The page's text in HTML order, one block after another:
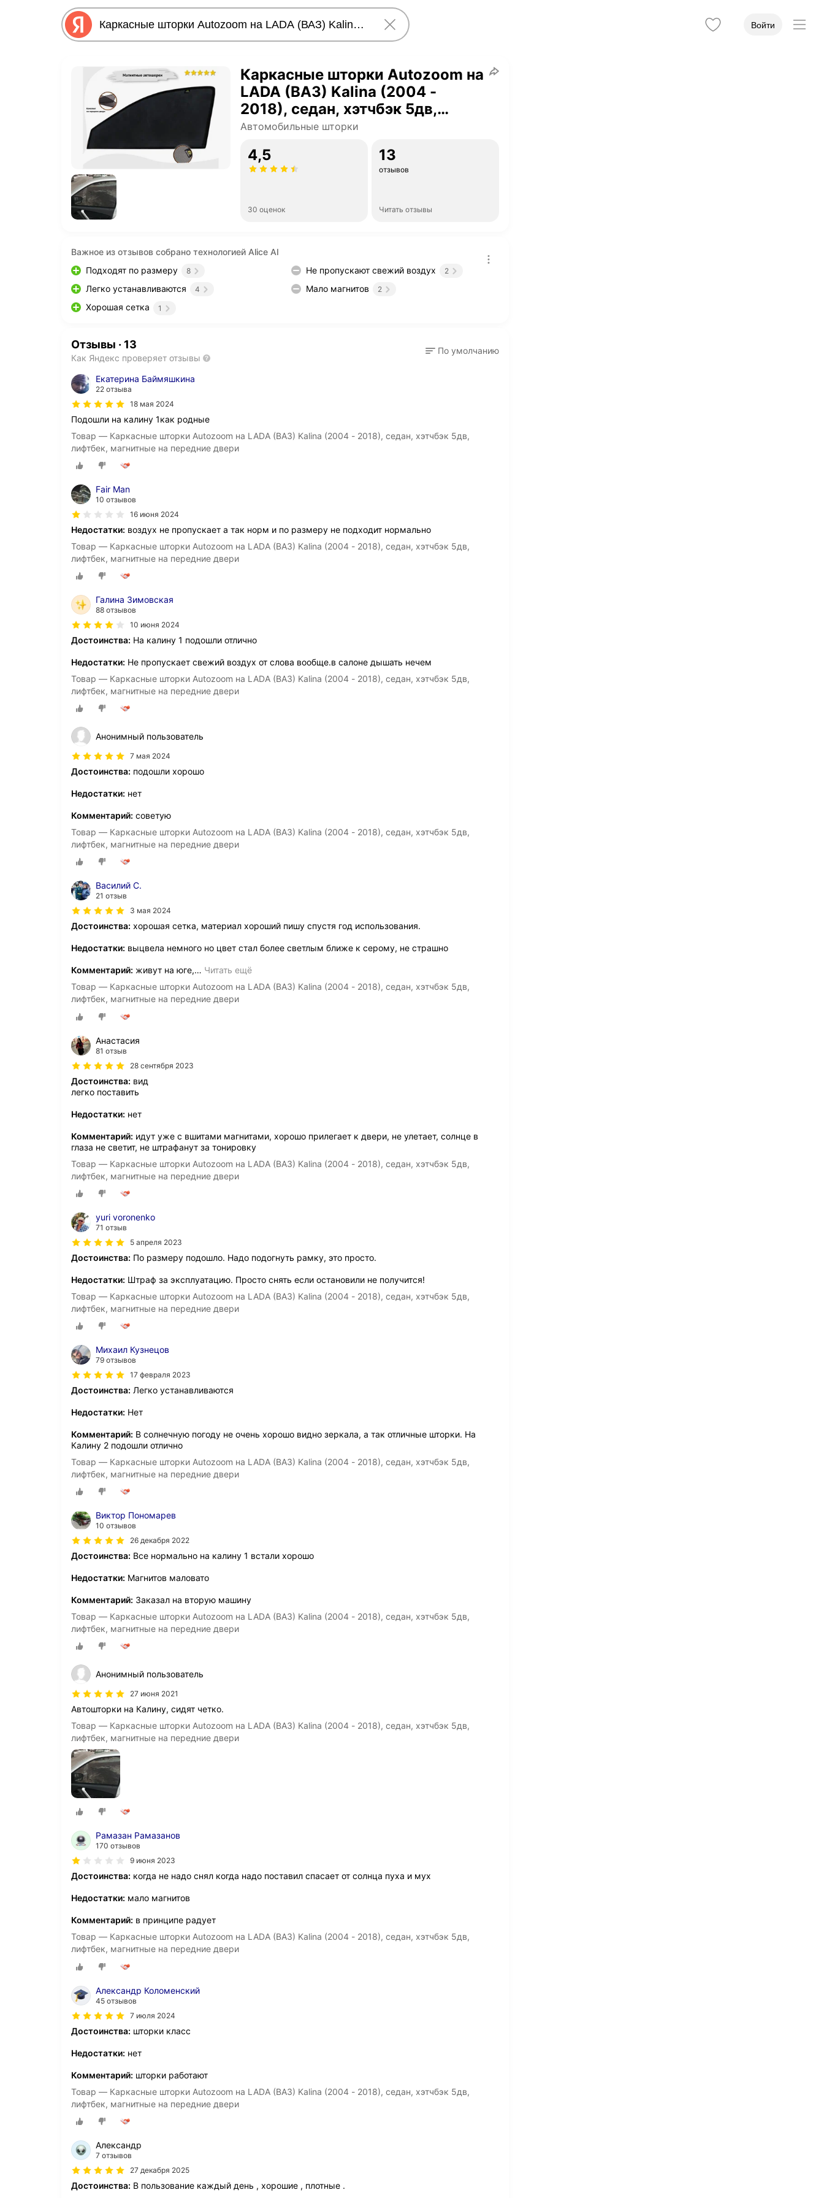
Войти
Каркасные шторки Autozoom на
LADA (ВАЗ) Kalina (2004 -
2018), седан, хэтчбэк 5дв,
лифтбек, магнитные на
Автомобильные шторки
4,5
30 оценок
13
отзывов
Читать отзывы
Важное из отзывов собрано технологией Alice AI
Подходят по размеру
8
Легко устанавливаются 4
Хорошая сетка 1
Не пропускают свежий воздух 2
Мало магнитов 2
Отзывы · 13
Как Яндекс проверяет отзывы
По умолчанию
Екатерина Баймяшкина
22 отзыва
18 мая 2024
Подошли на калину 1как родные
Товар — Каркасные шторки Autozoom на LADA (ВАЗ) Kalina (2004 - 2018), седан, хэтчбэк 5дв,
лифтбек, магнитные на передние двери
Fair Man
10 отзывов
16 июня 2024
Недостатки: воздух не пропускает а так норм и по размеру не подходит нормально
Товар — Каркасные шторки Autozoom на LADA (ВАЗ) Kalina (2004 - 2018), седан, хэтчбэк 5дв,
лифтбек, магнитные на передние двери
Галина Зимовская
88 отзывов
10 июня 2024
Достоинства: На калину 1 подошли отлично
Недостатки: Не пропускает свежий воздух от слова вообще.в салоне дышать нечем
Товар — Каркасные шторки Autozoom на LADA (ВАЗ) Kalina (2004 - 2018), седан, хэтчбэк 5дв,
лифтбек, магнитные на передние двери
Анонимный пользователь
7 мая 2024
Достоинства: подошли хорошо
Недостатки: нет
Комментарий: советую
Товар — Каркасные шторки Autozoom на LADA (ВАЗ) Kalina (2004 - 2018), седан, хэтчбэк 5дв,
лифтбек, магнитные на передние двери
Василий С.
21 отзыв
3 мая 2024
Достоинства: хорошая сетка, материал хороший пишу спустя год использования.
Недостатки: выцвела немного но цвет стал более светлым ближе к серому, не страшно
Комментарий: живут на юге,… Читать ещё
Товар — Каркасные шторки Autozoom на LADA (ВАЗ) Kalina (2004 - 2018), седан, хэтчбэк 5дв,
лифтбек, магнитные на передние двери
Анастасия
81 отзыв
28 сентября 2023
Достоинства: вид
легко поставить
Недостатки: нет
Комментарий: идут уже с вшитами магнитами, хорошо прилегает к двери, не улетает, солнце в
глаза не светит, не штрафанут за тонировку
Товар — Каркасные шторки Autozoom на LADA (ВАЗ) Kalina (2004 - 2018), седан, хэтчбэк 5дв,
лифтбек, магнитные на передние двери
yuri voronenko
71 отзыв
5 апреля 2023
Достоинства: По размеру подошло. Надо подогнуть рамку, это просто.
Недостатки: Штраф за эксплуатацию. Просто снять если остановили не получится!
Товар — Каркасные шторки Autozoom на LADA (ВАЗ) Kalina (2004 - 2018), седан, хэтчбэк 5дв,
лифтбек, магнитные на передние двери
Михаил Кузнецов
79 отзывов
17 февраля 2023
Достоинства: Легко устанавливаются
Недостатки: Нет
Комментарий: В солнечную погоду не очень хорошо видно зеркала, а так отличные шторки. На
Калину 2 подошли отлично
Товар — Каркасные шторки Autozoom на LADA (ВАЗ) Kalina (2004 - 2018), седан, хэтчбэк 5дв,
лифтбек, магнитные на передние двери
Виктор Пономарев
10 отзывов
26 декабря 2022
Достоинства: Все нормально на калину 1 встали хорошо
Недостатки: Магнитов маловато
Комментарий: Заказал на вторую машину
Товар — Каркасные шторки Autozoom на LADA (ВАЗ) Kalina (2004 - 2018), седан, хэтчбэк 5дв,
лифтбек, магнитные на передние двери
Анонимный пользователь
27 июня 2021
Автошторки на Калину, сидят четко.
Товар — Каркасные шторки Autozoom на LADA (ВАЗ) Kalina (2004 - 2018), седан, хэтчбэк 5дв,
лифтбек, магнитные на передние двери
Рамазан Рамазанов
170 отзывов
9 июня 2023
Достоинства: когда не надо снял когда надо поставил спасает от солнца пуха и мух
Недостатки: мало магнитов
Комментарий: в принципе радует
Товар — Каркасные шторки Autozoom на LADA (ВАЗ) Kalina (2004 - 2018), седан, хэтчбэк 5дв,
лифтбек, магнитные на передние двери
Александр Коломенский
45 отзывов
7 июля 2024
Достоинства: шторки класс
Недостатки: нет
Комментарий: шторки работают
Товар — Каркасные шторки Autozoom на LADA (ВАЗ) Kalina (2004 - 2018), седан, хэтчбэк 5дв,
лифтбек, магнитные на передние двери
Александр
7 отзывов
27 декабря 2025
Достоинства: В пользование каждый день , хорошие , плотные .